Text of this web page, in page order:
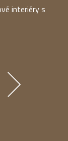
interiéry s